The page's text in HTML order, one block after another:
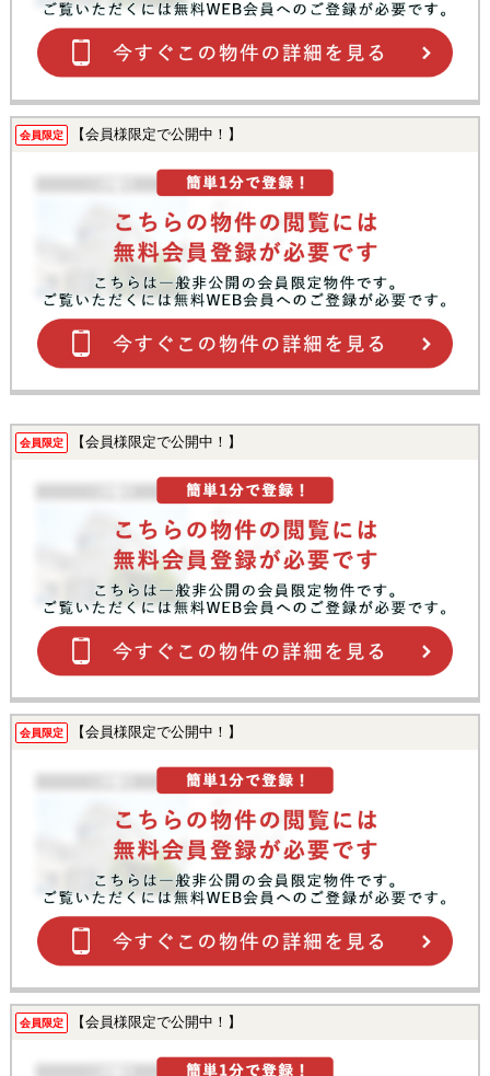
会員限定 【会員様限定で公開中！】
会員限定 【会員様限定で公開中！】
会員限定 【会員様限定で公開中！】
会員限定 【会員様限定で公開中！】